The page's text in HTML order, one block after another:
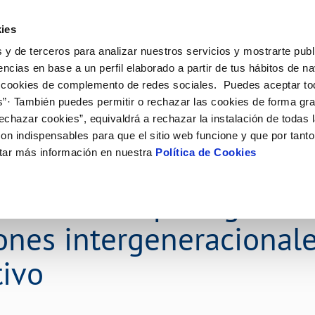
y de terceros para analizar nuestros servicios y mostrarte
en base a un perfil elaborado a partir de tus hábitos de
de complemento de redes sociales. Puedes aceptar
También puedes permitir o rechazar las cookies de forma
cookies”, equivaldrá a rechazar la instalación de todas
indispensables para que el sitio web funcione y que por
más información en nuestra Política de Cookies
de titular
de suministro
MODIFICACIÓN DE DATOS
Actualizar datos bancários
Actualizar datos de
VER TODAS LAS GESTIONES
Tu Servicio
AL CLIENTE
contacto
de fuga interior
COMPROMISO DE SERVICIO
Carta de compromisos
Customer Counsel (Defensa del
Tu Agua
del agua
consumidor
CUIDADOS DEL AGUA
Consejos de ahorro
Depósitos comunitarios
comunitarios
Conócenos
DE GESTIÓN Y CERTIFICADOS
PERFIL DEL CONTRATANTE
Plataforma de contratación del
público
Licitaciones en curso
el II Concurso
por Aguas